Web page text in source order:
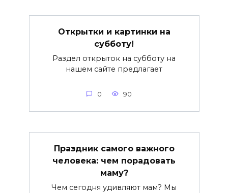
Открытки и картинки на
субботу!
Раздел открыток на субботу на
нашем сайте предлагает
0 90
Праздник самого важного
человека: чем порадовать
маму?
Чем сегодня удивляют мам? Мы